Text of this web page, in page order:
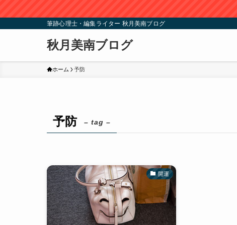
筆跡心理士・編集ライター 秋月美南ブログ
秋月美南ブログ
ホーム 予防
予防 – tag –
開運